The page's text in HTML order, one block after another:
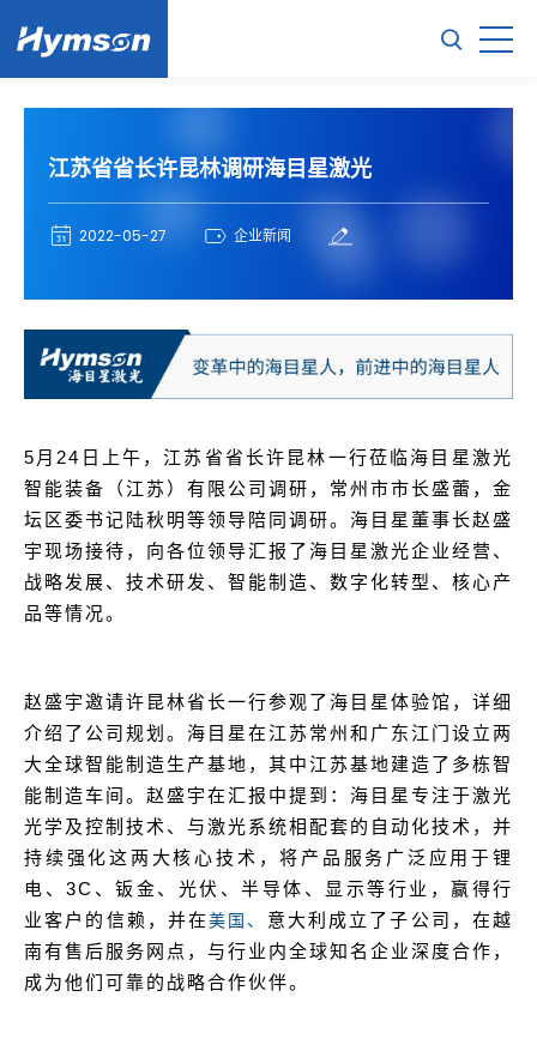
江苏省省长许昆林调研海目星激光
2022-05-27 企业新闻
5月24日上午，江苏省省长许昆林一行莅临海目星激光
智能装备（江苏）有限公司调研，常州市市长盛蕾，金
坛区委书记陆秋明等领导陪同调研。海目星董事长赵盛
宇现场接待，向各位领导汇报了海目星激光企业经营、
战略发展、技术研发、智能制造、数字化转型、核心产
品等情况。
赵盛宇邀请许昆林省长一行参观了海目星体验馆，详细
介绍了公司规划。海目星在江苏常州和广东江门设立两
大全球智能制造生产基地，其中江苏基地建造了多栋智
能制造车间。赵盛宇在汇报中提到：海目星专注于激光
光学及控制技术、与激光系统相配套的自动化技术，并
持续强化这两大核心技术，将产品服务广泛应用于锂
电、3C、钣金、光伏、半导体、显示等行业，赢得行
业客户的信赖，并在美国、 意大利成立了子公司，在越
南有售后服务网点，与行业内全球知名企业深度合作，
成为他们可靠的战略合作伙伴。